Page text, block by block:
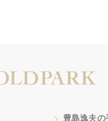
豊島逸夫の